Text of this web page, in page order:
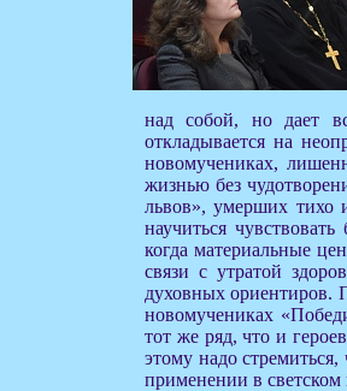
над собой, но дает
откладывается на
новомучениках,
жизнью без
львов», умерших тихо
научиться
когда материальные
связи с утратой
духовных ориентиров.
новомучениках
тот же ряд, что и
этому надо
применении в светском